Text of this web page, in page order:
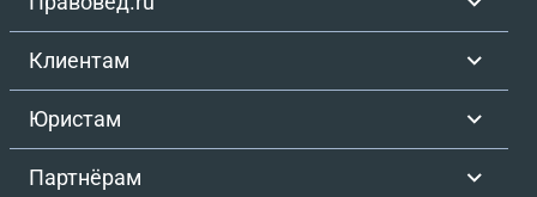
Клиентам
Юристам
Партнёрам